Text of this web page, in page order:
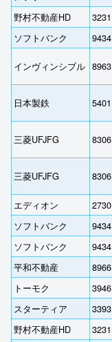
野村不動産HD
3231
ソフトバンク
9434
インヴィンシブル 8963
日本製鉄 5401
三菱UFJFG 8306
三菱UFJFG 8306
エディオン
2730
ソフトバンク
9434
ソフトバンク
9434
平和不動産
8966
トーモク
3946
スターティア
3393
野村不動産HD
3231